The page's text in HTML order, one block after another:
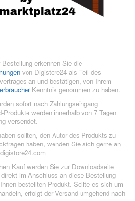
erkennen Sie die
von Digistore24 als Teil des
an und bestätigen, von Ihrem
Kenntnis genommen zu haben.
sofort nach Zahlungseingang
Produkte werden innerhalb von 7 Tagen
versendet.
sollten, den Autor des Produkts zu
haben, wenden Sie sich gerne an
Kauf werden Sie zur Downloadseite
im Anschluss an diese Bestellung
bestellten Produkt. Sollte es sich um
erfolgt der Versand umgehend nach